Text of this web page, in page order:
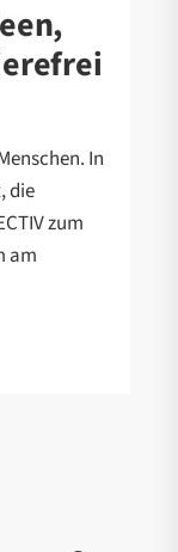
In
die
zum
am